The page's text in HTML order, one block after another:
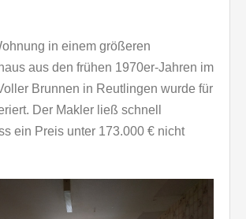
in einem größeren
aus den frühen 1970er-Jahren im
Brunnen in Reutlingen wurde für
Der Makler ließ schnell
ein Preis unter 173.000 € nicht